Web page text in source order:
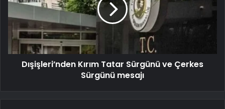
Dışişleri’nden Kırım Tatar Sürgünü ve Çerkes
Sürgünü mesajı